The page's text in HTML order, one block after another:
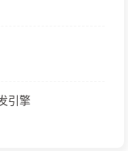
引擎